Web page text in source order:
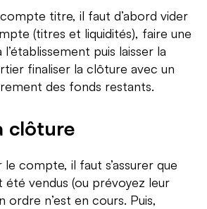
titre, il faut d’abord vider
(titres et liquidités), faire une
puis laisser la
finaliser la clôture avec un
des fonds restants.
clôture
compte, il faut s’assurer que
vendus (ou prévoyez leur
ordre n’est en cours. Puis,